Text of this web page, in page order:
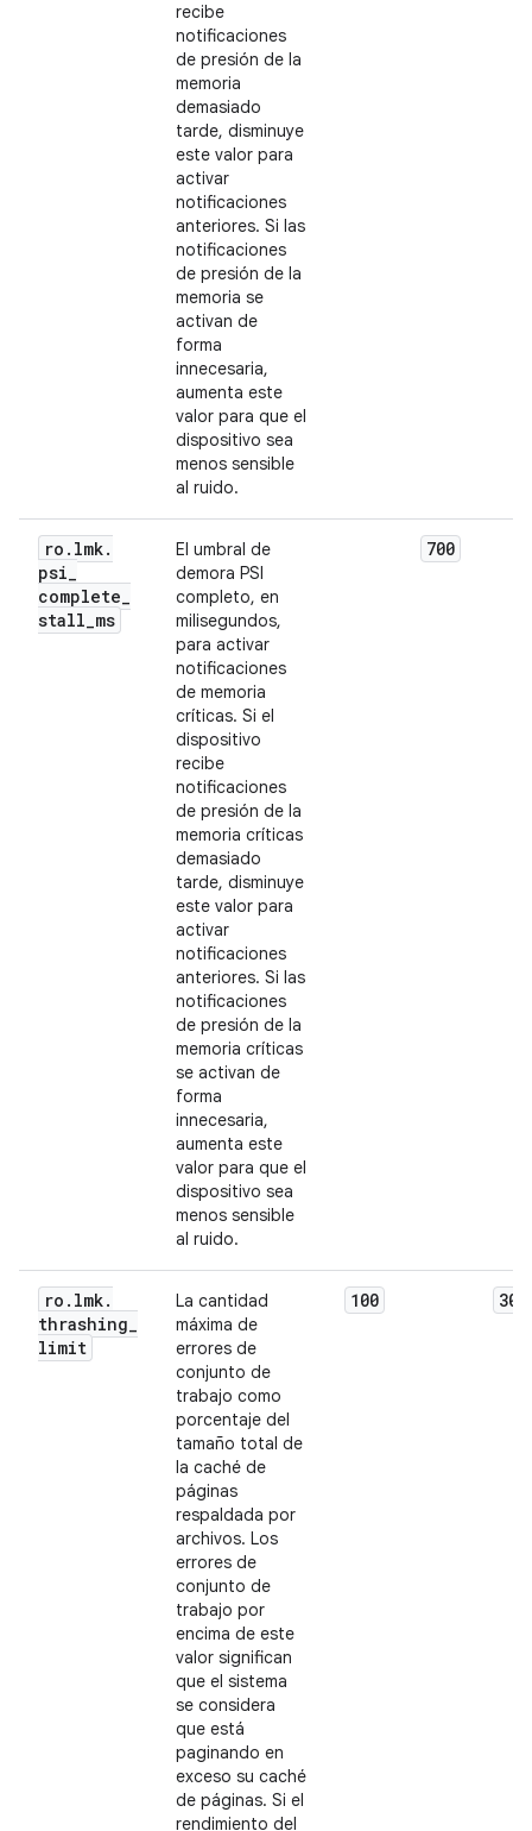
recibe
notificaciones
de presión de la
memoria
demasiado
tarde, disminuye
este valor para
activar
notificaciones
anteriores. Si las
notificaciones
de presión de la
memoria se
activan de
forma
innecesaria,
aumenta este
valor para que el
dispositivo sea
menos sensible
al ruido.
ro . lmk.
psi_
complete_
stall_ms
El umbral de
demora PSI
completo, en
milisegundos,
para activar
notificaciones
de memoria
críticas. Si el
dispositivo
recibe
notificaciones
de presión de la
memoria críticas
demasiado
tarde, disminuye
este valor para
activar
notificaciones
anteriores. Si las
notificaciones
de presión de la
memoria críticas
se activan de
forma
innecesaria,
aumenta este
valor para que el
dispositivo sea
menos sensible
al ruido.
700
ro . lmk.
thrashing_
limit
La cantidad
máxima de
errores de
conjunto de
trabajo como
porcentaje del
tamaño total de
la caché de
páginas
respaldada por
archivos. Los
errores de
conjunto de
trabajo por
encima de este
valor significan
que el sistema
se considera
que está
paginando en
exceso su caché
de páginas. Si el
rendimiento del
100 30